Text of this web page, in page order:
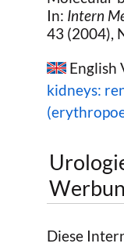
In: Intern
43 (2004),
English
kidneys:
Diese